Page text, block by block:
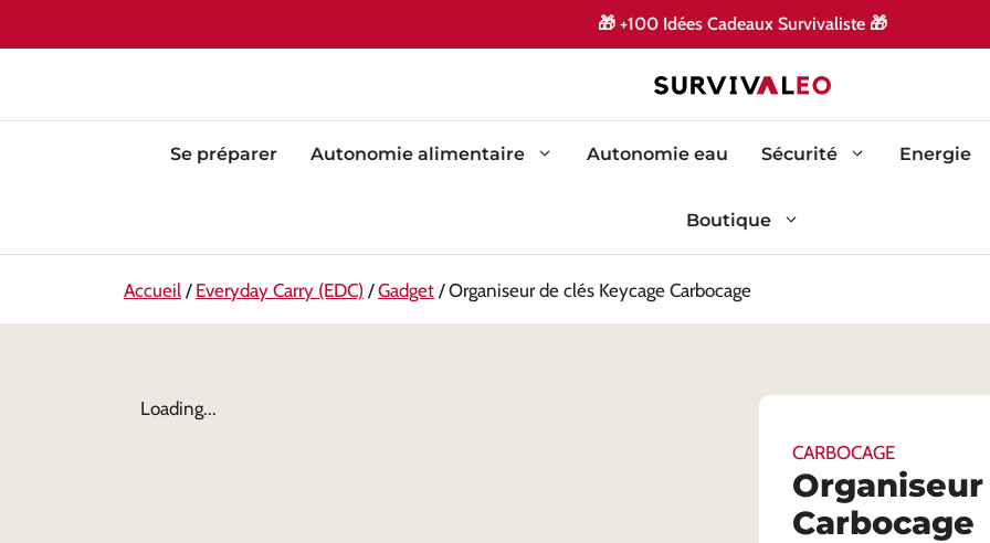
🎁 +100 Idées Cadeaux Survivaliste 🎁
Se préparer Autonomie alimentaire Autonomie eau Sécurité Energie
Boutique
Accueil / Everyday Carry (EDC) /Gadget / Organiseur de clés Keycage Carbocage
Loading...
CARBOCAGE
Carbocage